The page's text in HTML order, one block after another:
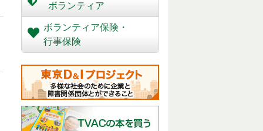
ボランティア
ボランティア保険・
行事保険